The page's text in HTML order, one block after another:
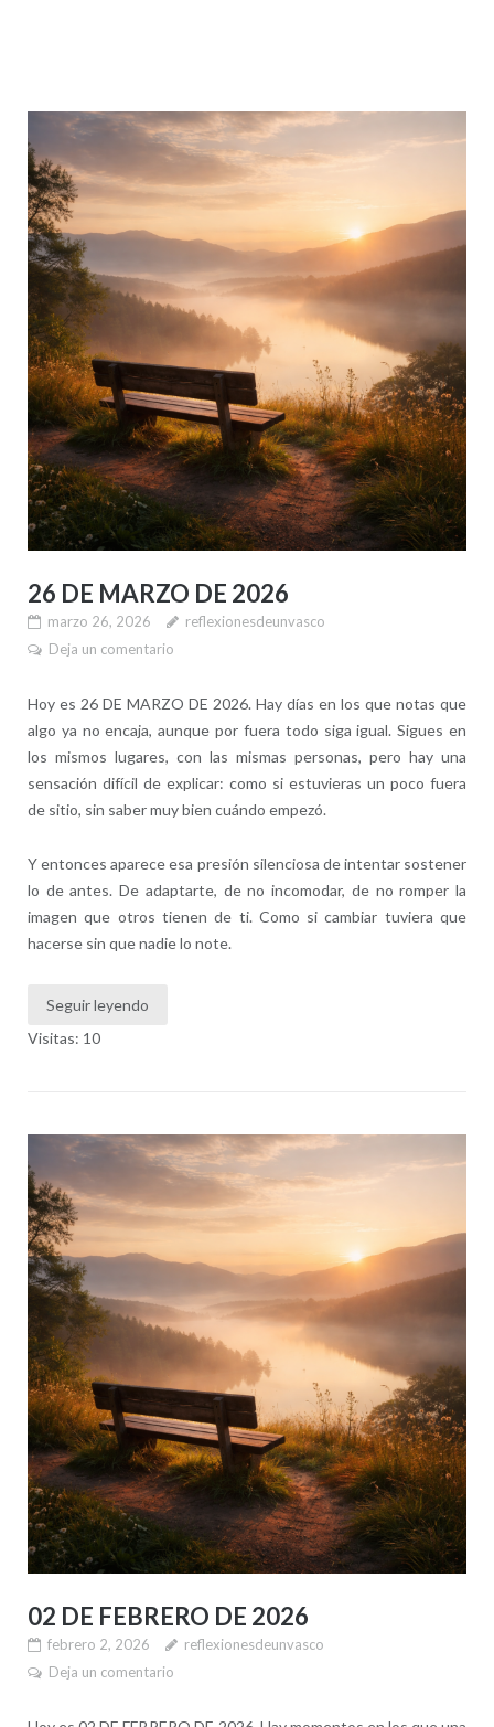
26 DE MARZO DE 2026
marzo 26, 2026
reflexionesdeunvasco
Deja un comentario
Hoy es 26 DE MARZO DE 2026. Hay días en los que notas que
algo ya no encaja, aunque por fuera todo siga igual. Sigues en
los mismos lugares, con las mismas personas, pero hay una
sensación difícil de explicar: como si estuvieras un poco fuera
de sitio, sin saber muy bien cuándo empezó.
Y entonces aparece esa presión silenciosa de intentar sostener
lo de antes. De adaptarte, de no incomodar, de no romper la
imagen que otros tienen de ti. Como si cambiar tuviera que
hacerse sin que nadie lo note.
Seguir leyendo
Visitas: 10
02 DE FEBRERO DE 2026
febrero 2, 2026
reflexionesdeunvasco
Deja un comentario